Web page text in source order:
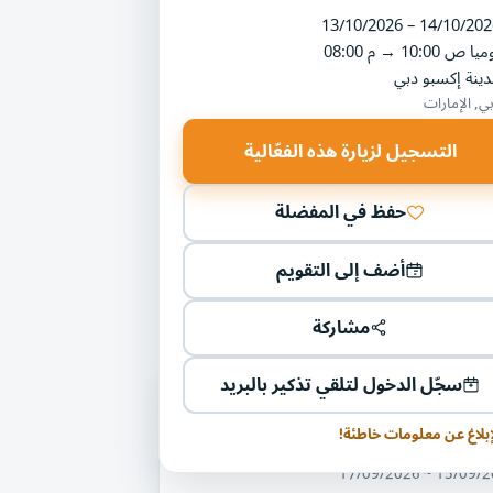
13/10/2026 – 14/10/
10:00 ص →08:00 م
إكسبو دبي
الإمارات
التسجيل لزيارة هذه الفعّالية
حفظ في المفضلة
أضف إلى التقويم
مشاركة
سجّل الدخول لتلقي تذكير بالبريد
عن معلومات خاطئة!
أخرى في مجال المجال العقاري
السعودي للمدن الذكية
15/09/2026 ~